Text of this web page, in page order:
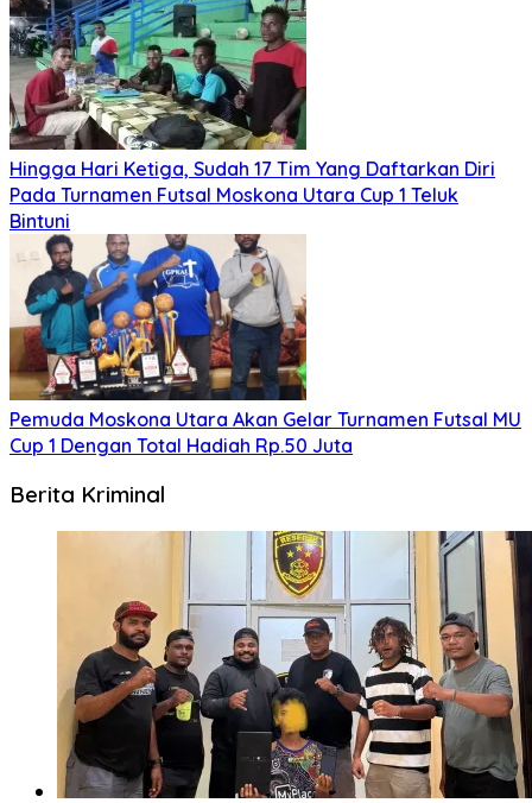
Hingga Hari Ketiga, Sudah 17 Tim Yang Daftarkan Diri
Pada Turnamen Futsal Moskona Utara Cup 1 Teluk
Bintuni
Pemuda Moskona Utara Akan Gelar Turnamen Futsal MU
Cup 1 Dengan Total Hadiah Rp.50 Juta
Berita Kriminal